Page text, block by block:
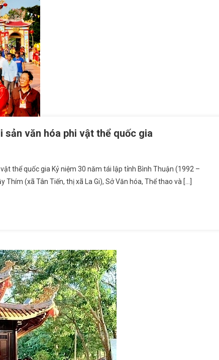
sản văn hóa phi vật thể quốc gia
thể quốc gia Kỷ niệm 30 năm tái lập tỉnh Bình Thuận (1992 –
(xã Tân Tiến, thị xã La Gi), Sở Văn hóa, Thể thao và […]